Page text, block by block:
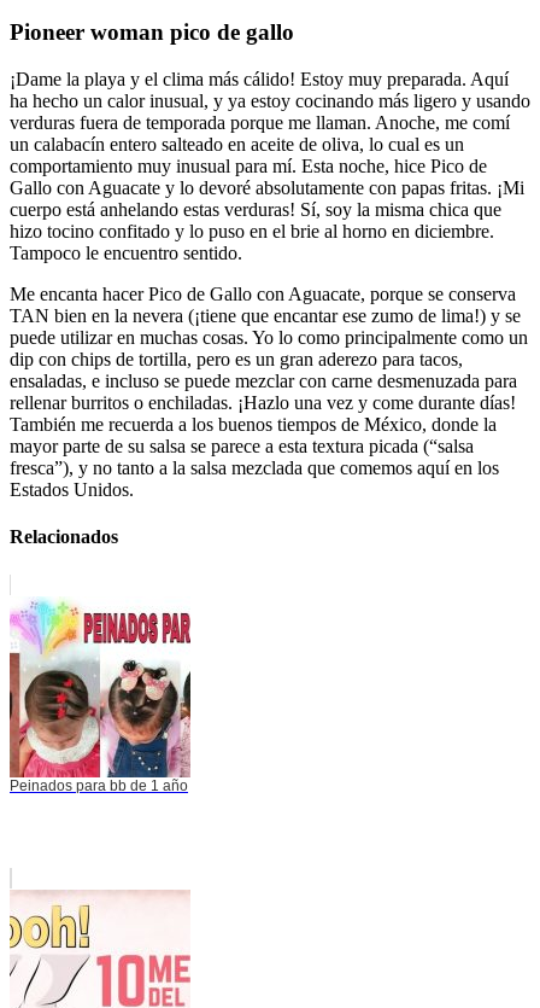
Pioneer woman pico de gallo
¡Dame la playa y el clima más cálido! Estoy muy preparada. Aquí
ha hecho un calor inusual, y ya estoy cocinando más ligero y usando
verduras fuera de temporada porque me llaman. Anoche, me comí
un calabacín entero salteado en aceite de oliva, lo cual es un
comportamiento muy inusual para mí. Esta noche, hice Pico de
Gallo con Aguacate y lo devoré absolutamente con papas fritas. ¡Mi
cuerpo está anhelando estas verduras! Sí, soy la misma chica que
hizo tocino confitado y lo puso en el brie al horno en diciembre.
Tampoco le encuentro sentido.
Me encanta hacer Pico de Gallo con Aguacate, porque se conserva
TAN bien en la nevera (¡tiene que encantar ese zumo de lima!) y se
puede utilizar en muchas cosas. Yo lo como principalmente como un
dip con chips de tortilla, pero es un gran aderezo para tacos,
ensaladas, e incluso se puede mezclar con carne desmenuzada para
rellenar burritos o enchiladas. ¡Hazlo una vez y come durante días!
También me recuerda a los buenos tiempos de México, donde la
mayor parte de su salsa se parece a esta textura picada (“salsa
fresca”), y no tanto a la salsa mezclada que comemos aquí en los
Estados Unidos.
Relacionados
Peinados para bb de 1 año